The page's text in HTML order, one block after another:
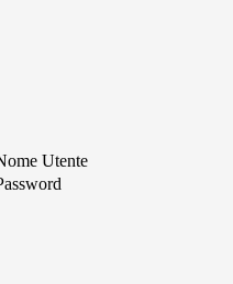
Utente